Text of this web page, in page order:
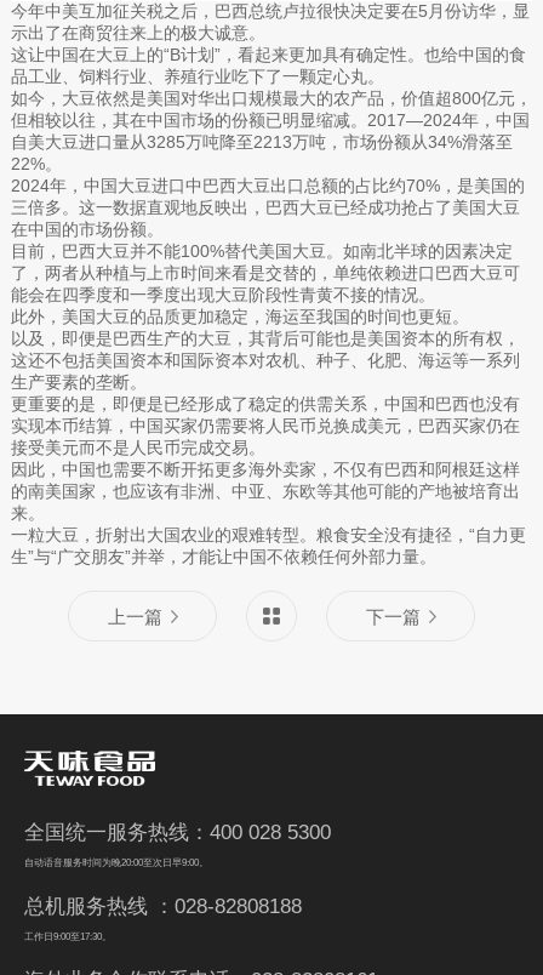
今年中美互加征关税之后，巴西总统卢拉很快决定要在5月份访华，显
示出了在商贸往来上的极大诚意。
这让中国在大豆上的“B计划”，看起来更加具有确定性。也给中国的食
品工业、饲料行业、养殖行业吃下了一颗定心丸。
如今，大豆依然是美国对华出口规模最大的农产品，价值超800亿元，
但相较以往，其在中国市场的份额已明显缩减。2017—2024年，中国
自美大豆进口量从3285万吨降至2213万吨，市场份额从34%滑落至
22%。
2024年，中国大豆进口中巴西大豆出口总额的占比约70%，是美国的
三倍多。这一数据直观地反映出，巴西大豆已经成功抢占了美国大豆
在中国的市场份额。
目前，巴西大豆并不能100%替代美国大豆。如南北半球的因素决定
了，两者从种植与上市时间来看是交替的，单纯依赖进口巴西大豆可
能会在四季度和一季度出现大豆阶段性青黄不接的情况。
此外，美国大豆的品质更加稳定，海运至我国的时间也更短。
以及，即便是巴西生产的大豆，其背后可能也是美国资本的所有权，
这还不包括美国资本和国际资本对农机、种子、化肥、海运等一系列
生产要素的垄断。
更重要的是，即便是已经形成了稳定的供需关系，中国和巴西也没有
实现本币结算，中国买家仍需要将人民币兑换成美元，巴西买家仍在
接受美元而不是人民币完成交易。
因此，中国也需要不断开拓更多海外卖家，不仅有巴西和阿根廷这样
的南美国家，也应该有非洲、中亚、东欧等其他可能的产地被培育出
来。
一粒大豆，折射出大国农业的艰难转型。粮食安全没有捷径，“自力更
生”与“广交朋友”并举，才能让中国不依赖任何外部力量。
上一篇 下一篇
全国统一服务热线：400 028 5300
自动语音服务时间为晚20:00至次日早9:00。
总机服务热线 ：028-82808188
工作日9:00至17:30。